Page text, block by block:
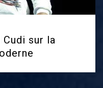
Cudi sur la